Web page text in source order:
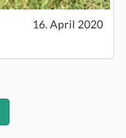
16. April 2020